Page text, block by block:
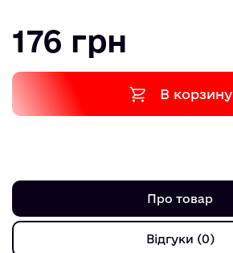
176 грн
В корзину
Про товар
Відгуки (0)